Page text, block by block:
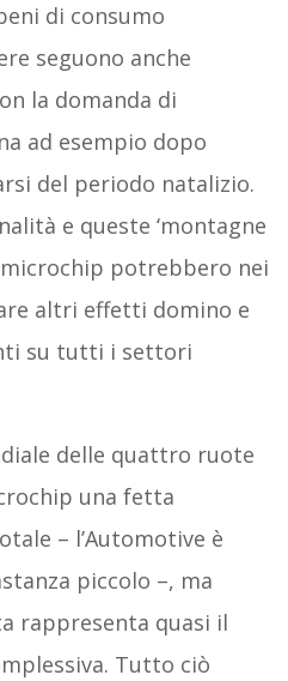
di consumo
seguono anche
la domanda di
ad esempio dopo
del periodo natalizio.
e queste ‘montagne
microchip potrebbero nei
altri effetti domino e
su tutti i settori
delle quattro ruote
una fetta
– l’Automotive è
piccolo –, ma
rappresenta quasi il
Tutto ciò